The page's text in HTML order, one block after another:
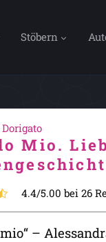
Stöbern
Mio.
4.4/5.00 bei 26
–